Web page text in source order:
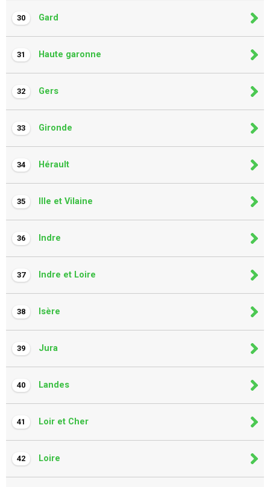
30 Gard
31 Haute garonne
32 Gers
33 Gironde
34 Hérault
35 Ille et Vilaine
36 Indre
37 Indre et Loire
38 Isère
39 Jura
40 Landes
41 Loir et Cher
42 Loire